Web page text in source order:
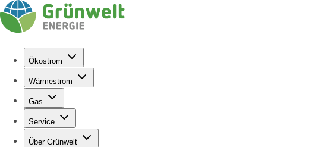
Ökostrom
Wärmestrom
Gas
Service
Über Grünwelt